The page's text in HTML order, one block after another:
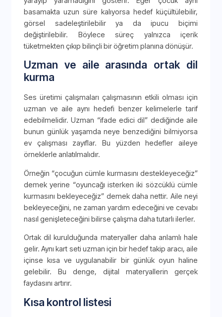
basamakta uzun süre kalıyorsa hedef küçültülebilir,
görsel sadeleştirilebilir ya da ipucu biçimi
değiştirilebilir. Böylece süreç yalnızca içerik
tüketmekten çıkıp bilinçli bir öğretim planına dönüşür.
Uzman ve aile arasında ortak dil
kurma
Ses üretimi çalışmaları çalışmasının etkili olması için
uzman ve aile aynı hedefi benzer kelimelerle tarif
edebilmelidir. Uzman “ifade edici dil” dediğinde aile
bunun günlük yaşamda neye benzediğini bilmiyorsa
ev çalışması zayıflar. Bu yüzden hedefler aileye
örneklerle anlatılmalıdır.
Örneğin “çocuğun cümle kurmasını destekleyeceğiz”
demek yerine “oyuncağı isterken iki sözcüklü cümle
kurmasını bekleyeceğiz” demek daha nettir. Aile neyi
bekleyeceğini, ne zaman yardım edeceğini ve cevabı
nasıl genişleteceğini bilirse çalışma daha tutarlı ilerler.
Ortak dil kurulduğunda materyaller daha anlamlı hale
gelir. Aynı kart seti uzman için bir hedef takip aracı, aile
içinse kısa ve uygulanabilir bir günlük oyun haline
gelebilir. Bu denge, dijital materyallerin gerçek
faydasını artırır.
Kısa kontrol listesi